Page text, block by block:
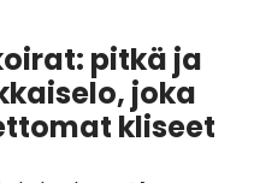
pitkä ja
joka
kliseet